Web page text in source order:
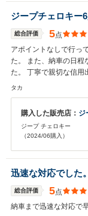
ジープチェロキー
総合評価 5点
アポイントなしで行っ
た。 また、納車の日程
た。 丁寧で親切な信用
タカ
購入した販売店： ジ
ジープ チェロキー
（2024/06購入）
迅速な対応でした。
総合評価 5点
納車まで迅速な対応で